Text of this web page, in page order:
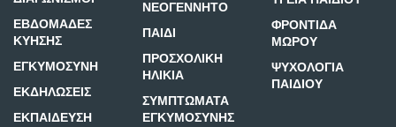
ΕΒΔΟΜΑΔΕΣ
ΚΥΗΣΗΣ
ΕΓΚΥΜΟΣΥΝΗ
ΕΚΔΗΛΩΣΕΙΣ
ΕΚΠΑΙΔΕΥΣΗ
ΝΕΟΓΕΝΝΗΤΟ
ΠΑΙΔΙ
ΠΡΟΣΧΟΛΙΚΗ
ΗΛΙΚΙΑ
ΣΥΜΠΤΩΜΑΤΑ
ΕΓΚΥΜΟΣΥΝΗΣ
ΦΡΟΝΤΙΔΑ
ΜΩΡΟΥ
ΨΥΧΟΛΟΓΙΑ
ΠΑΙΔΙΟΥ